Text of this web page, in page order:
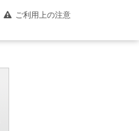
ご利用上の注意